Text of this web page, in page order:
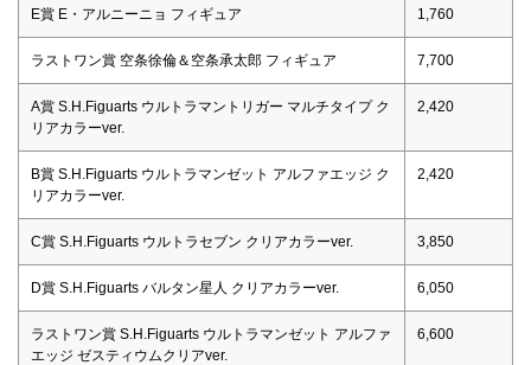
E賞 E・アルニーニョ フィギュア 1,760
ラストワン賞 空条徐倫＆空条承太郎 フィギュア 7,700
A賞 S.H.Figuarts ウルトラマントリガー マルチタイプ ク
リアカラーver.
2,420
B賞 S.H.Figuarts ウルトラマンゼット アルファエッジ ク
リアカラーver.
2,420
C賞 S.H.Figuarts ウルトラセブン クリアカラーver. 3,850
D賞 S.H.Figuarts バルタン星人 クリアカラーver. 6,050
ラストワン賞 S.H.Figuarts ウルトラマンゼット アルファ
エッジ ゼスティウムクリアver.
6,600